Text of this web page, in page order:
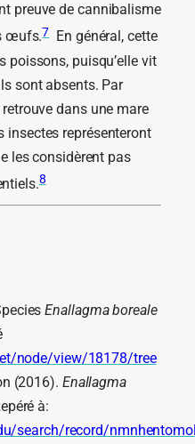
preuve de cannibalisme
œufs.7En général, cette
poissons, puisqu’elle vit
sont absents. Par
dans une mare
insectes représenteront
les considèrent pas
8
Enallagma boreale
node/view/18178/tree
(2016). Enallagma
à:
search/record/